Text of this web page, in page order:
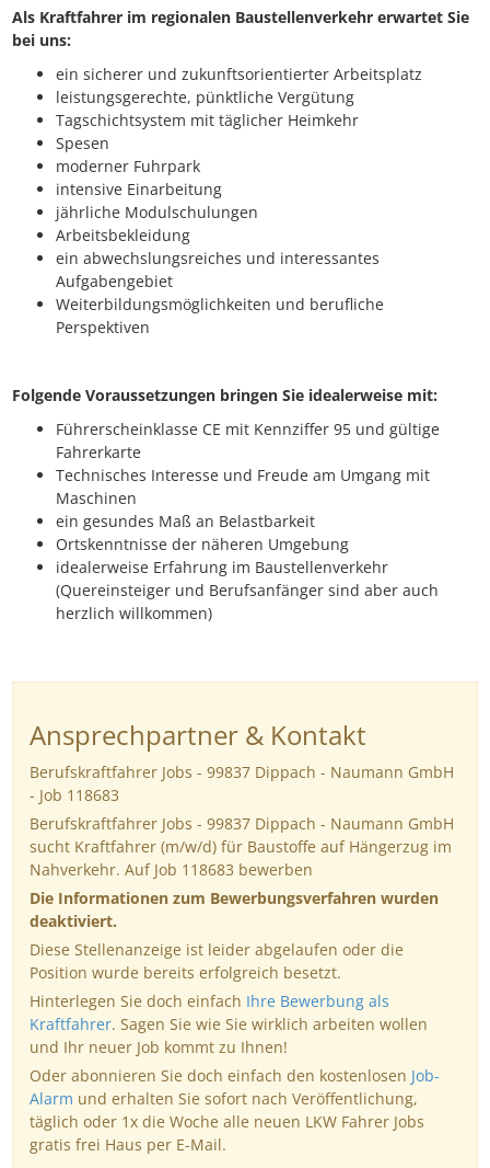
Als Kraftfahrer im regionalen Baustellenverkehr erwartet Sie
bei uns:
ein sicherer und zukunftsorientierter Arbeitsplatz
leistungsgerechte, pünktliche Vergütung
Tagschichtsystem mit täglicher Heimkehr
Spesen
moderner Fuhrpark
intensive Einarbeitung
jährliche Modulschulungen
Arbeitsbekleidung
ein abwechslungsreiches und interessantes
Aufgabengebiet
Weiterbildungsmöglichkeiten und berufliche
Perspektiven
Folgende Voraussetzungen bringen Sie idealerweise mit:
Führerscheinklasse CE mit Kennziffer 95 und gültige
Fahrerkarte
Technisches Interesse und Freude am Umgang mit
Maschinen
ein gesundes Maß an Belastbarkeit
Ortskenntnisse der näheren Umgebung
idealerweise Erfahrung im Baustellenverkehr
(Quereinsteiger und Berufsanfänger sind aber auch
herzlich willkommen)
Ansprechpartner & Kontakt
Berufskraftfahrer Jobs - 99837 Dippach - Naumann GmbH
- Job 118683
Berufskraftfahrer Jobs - 99837 Dippach - Naumann GmbH
sucht Kraftfahrer (m/w/d) für Baustoffe auf Hängerzug im
Nahverkehr. Auf Job 118683 bewerben
Die Informationen zum Bewerbungsverfahren wurden
deaktiviert.
Diese Stellenanzeige ist leider abgelaufen oder die
Position wurde bereits erfolgreich besetzt.
Hinterlegen Sie doch einfach Ihre Bewerbung als
Kraftfahrer. Sagen Sie wie Sie wirklich arbeiten wollen
und Ihr neuer Job kommt zu Ihnen!
Oder abonnieren Sie doch einfach den kostenlosen Job-
Alarm und erhalten Sie sofort nach Veröffentlichung,
täglich oder 1x die Woche alle neuen LKW Fahrer Jobs
gratis frei Haus per E-Mail.